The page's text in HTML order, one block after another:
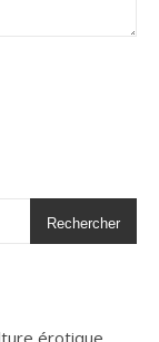
Rechercher